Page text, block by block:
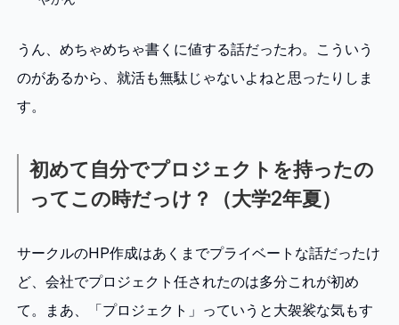
うん、めちゃめちゃ書くに値する話だったわ。こういう
のがあるから、就活も無駄じゃないよねと思ったりしま
す。
初めて自分でプロジェクトを持ったの
ってこの時だっけ？（大学2年夏）
サークルのHP作成はあくまでプライベートな話だったけ
ど、会社でプロジェクト任されたのは多分これが初め
て。まあ、「プロジェクト」っていうと大袈裟な気もす